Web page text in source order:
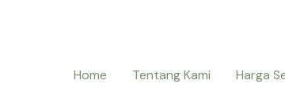
Home
Tentang Kami Harga